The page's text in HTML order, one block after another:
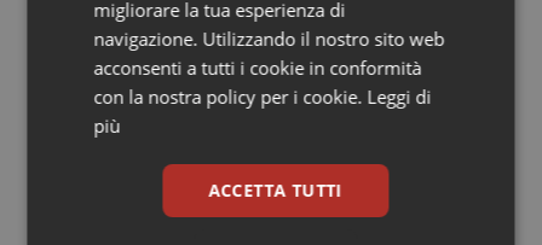
Quotidiano Chirurgia
Quotidiano Oncologia
Quotidiano Pediatria
Rene & patologie urogenitali
Teleradiologia, Agenas apre la
consultazione pubblica sul
Documento di indirizzo
lancia le priorità globali della ricerca:
“Servono più evidenze per guidare le
politiche sanitarie”
migliorare la tua esperienza di
navigazione. Utilizzando il nostro sito web
acconsenti a tutti i cookie in conformità
con la nostra policy per i cookie. Leggi di
più
ACCETTA TUTTI